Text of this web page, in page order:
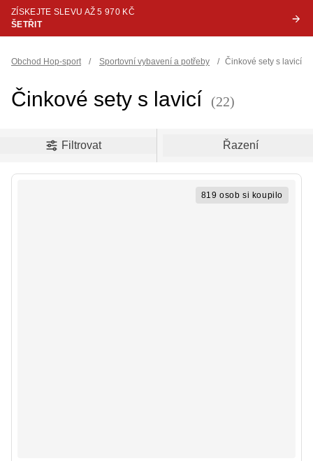
ZÍSKEJTE SLEVU AŽ 5 970 KČ
ŠETŘIT
Obchod Hop-sport / Sportovní vybavení a potřeby / Činkové sety s lavicí
Činkové sety s lavicí (22)
Filtrovat Řazení
819 osob si koupilo